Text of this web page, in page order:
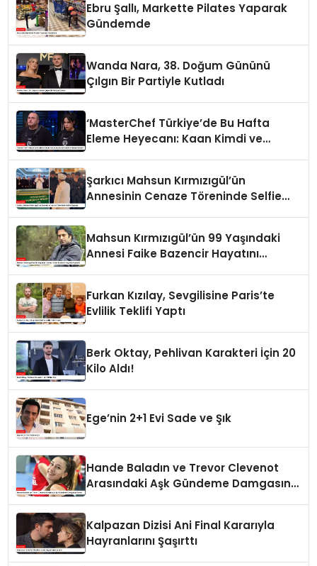
Ebru Şallı, Markette Pilates Yaparak
Gündemde
Wanda Nara, 38. Doğum Gününü
Çılgın Bir Partiyle Kutladı
‘MasterChef Türkiye’de Bu Hafta
Eleme Heyecanı: Kaan Kimdi ve
Şarkıcı Mahsun Kırmızıgül’ün
Annesinin Cenaze Töreninde Selfie
Mahsun Kırmızıgül’ün 99 Yaşındaki
Annesi Faike Bazencir Hayatını
Furkan Kızılay, Sevgilisine Paris’te
Evlilik Teklifi Yaptı
Berk Oktay, Pehlivan Karakteri İçin 20
Kilo Aldı!
Ege’nin 2+1 Evi Sade ve Şık
Hande Baladın ve Trevor Clevenot
Arasındaki Aşk Gündeme Damgasını
Kalpazan Dizisi Ani Final Kararıyla
Hayranlarını Şaşırttı